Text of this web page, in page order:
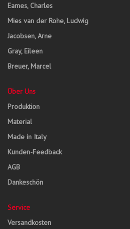
Eames, Charles
Mies van der Rohe, Ludwig
Jacobsen, Arne
Gray, Eileen
Breuer, Marcel
Über Uns
Produktion
Material
Made in Italy
Kunden-Feedback
AGB
Dankeschön
Service
Versandkosten